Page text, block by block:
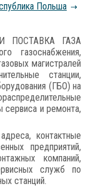
Польша
ПОСТАВКА ГАЗА
газоснабжения,
магистралей
станции,
(ГБО) на
и ремонта,
контактные
предприятий,
компаний,
служб по
станций.